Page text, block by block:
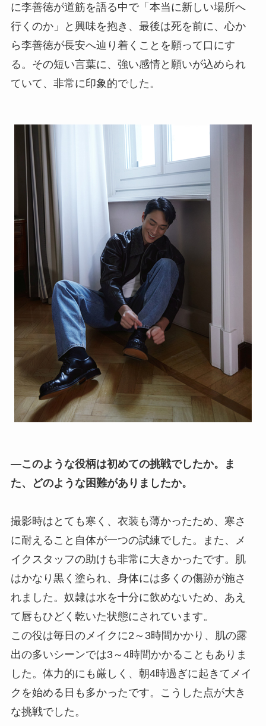
に李善徳が道筋を語る中で「本当に新しい場所へ
行くのか」と興味を抱き、最後は死を前に、心か
ら李善徳が長安へ辿り着くことを願って口にす
る。その短い言葉に、強い感情と願いが込められ
ていて、非常に印象的でした。
―このような役柄は初めての挑戦でしたか。ま
た、どのような困難がありましたか。
撮影時はとても寒く、衣装も薄かったため、寒さ
に耐えること自体が一つの試練でした。また、メ
イクスタッフの助けも非常に大きかったです。肌
はかなり黒く塗られ、身体には多くの傷跡が施さ
れました。奴隷は水を十分に飲めないため、あえ
て唇もひどく乾いた状態にされています。
この役は毎日のメイクに2～3時間かかり、肌の露
出の多いシーンでは3～4時間かかることもありま
した。体力的にも厳しく、朝4時過ぎに起きてメイ
クを始める日も多かったです。こうした点が大き
な挑戦でした。